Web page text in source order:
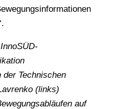
Technischen
(links)
auf